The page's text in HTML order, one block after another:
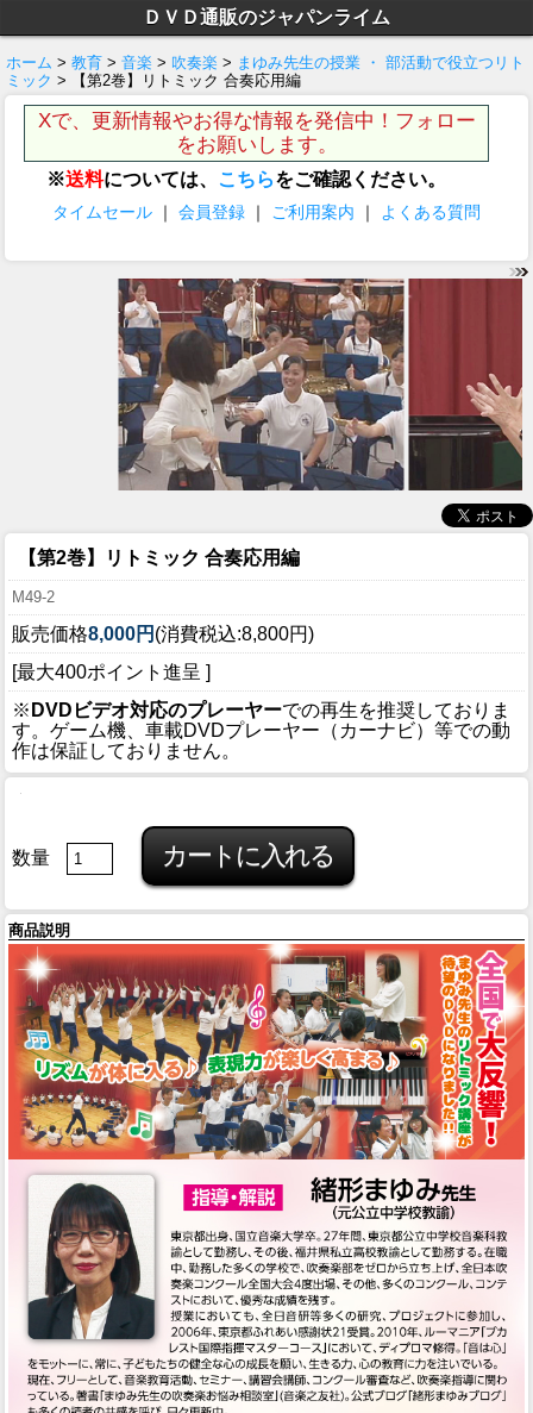
ＤＶＤ通販のジャパンライム
ホーム > 教育 > 音楽 > 吹奏楽 > まゆみ先生の授業 ・ 部活動で役立つリト
ミック > 【第2巻】リトミック 合奏応用編
Xで、更新情報やお得な情報を発信中！フォロー
をお願いします。
※送料については、 こちらをご確認ください。
タイムセール ｜ 会員登録 ｜ ご利用案内 ｜ よくある質問
【第2巻】リトミック 合奏応用編
M49-2
販売価格8,000円 (消費税込:8,800円)
[最大400ポイント進呈 ]
※ DVDビデオ対応のプレーヤーでの再生を推奨しておりま
す。ゲーム機、車載DVDプレーヤー（カーナビ）等での動
作は保証しておりません。
数量
商品説明